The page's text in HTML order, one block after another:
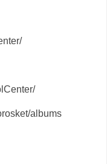
albums